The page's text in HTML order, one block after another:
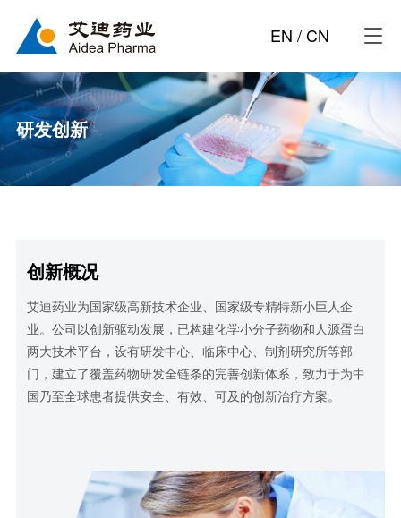
EN /CN
研发创新
创新概况
艾迪药业为国家级高新技术企业、国家级专精特新小巨人企
业。公司以创新驱动发展，已构建化学小分子药物和人源蛋白
两大技术平台，设有研发中心、临床中心、制剂研究所等部
门，建立了覆盖药物研发全链条的完善创新体系，致力于为中
国乃至全球患者提供安全、有效、可及的创新治疗方案。
务院政府特殊津贴专家，先后领衔开发全球首创1类新药注射
用尤瑞克林、国家1类新药艾诺韦林片、艾诺米替片等项目，